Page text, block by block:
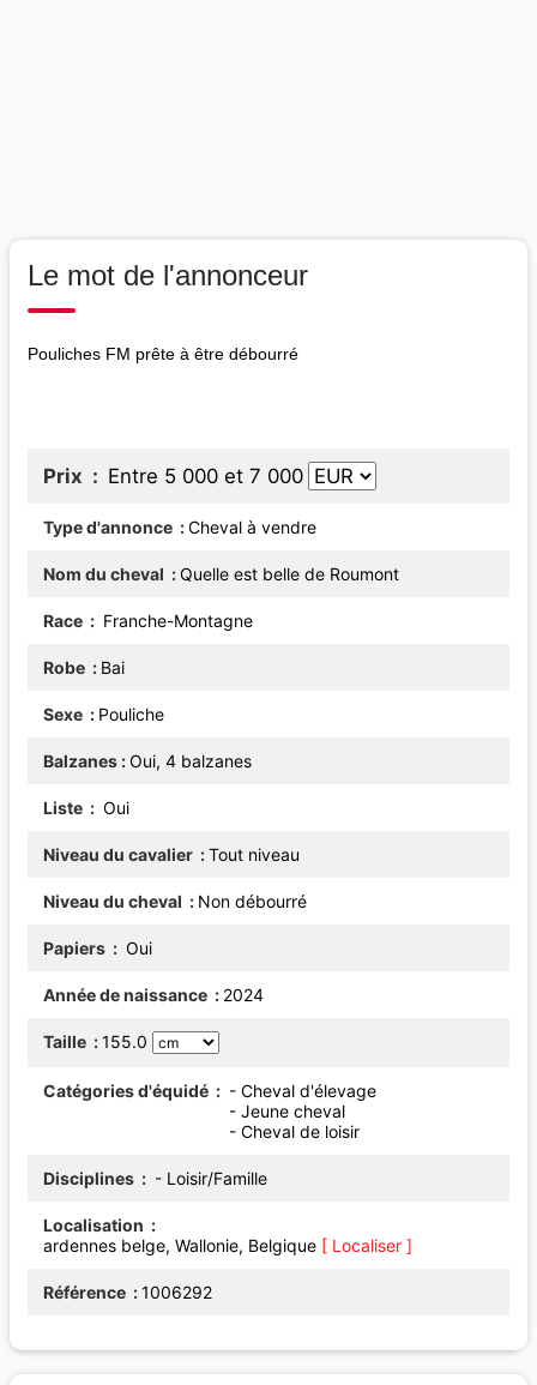
Le mot de l'annonceur
Pouliches FM prête à être débourré
Prix Entre 5 000 et 7 000
Type d'annonce Cheval à vendre
Nom du cheval Quelle est belle de Roumont
Race Franche-Montagne
Robe Bai
Sexe Pouliche
Balzanes Oui, 4 balzanes
Liste Oui
Niveau du cavalier Tout niveau
Niveau du cheval Non débourré
Papiers Oui
Année de naissance 2024
Taille 155.0
Catégories d'équidé
- Cheval d'élevage
- Jeune cheval
- Cheval de loisir
Disciplines - Loisir/Famille
Localisation
ardennes belge, Wallonie, Belgique [ Localiser ]
Référence 1006292